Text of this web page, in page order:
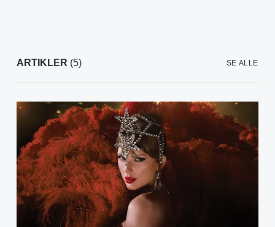
ARTIKLER (5) SE ALLE